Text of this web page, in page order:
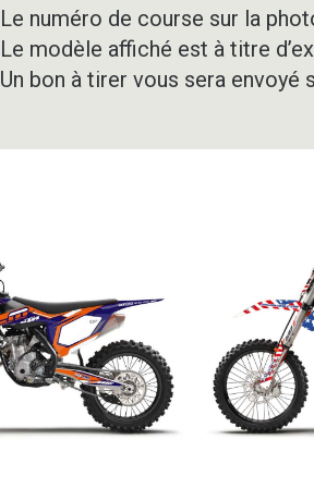
Le numéro de course sur la
Le modèle affiché est à titre
Un bon à tirer vous sera envoyé